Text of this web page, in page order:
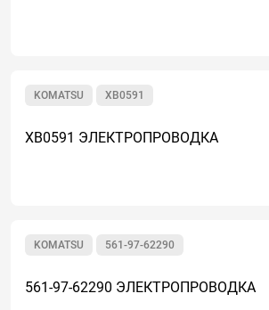
XB0591
KOMATSU
XB0591 ЭЛЕКТРОПРОВОДКА
561-97-62290
KOMATSU
561-97-62290 ЭЛЕКТРОПРОВОДКА